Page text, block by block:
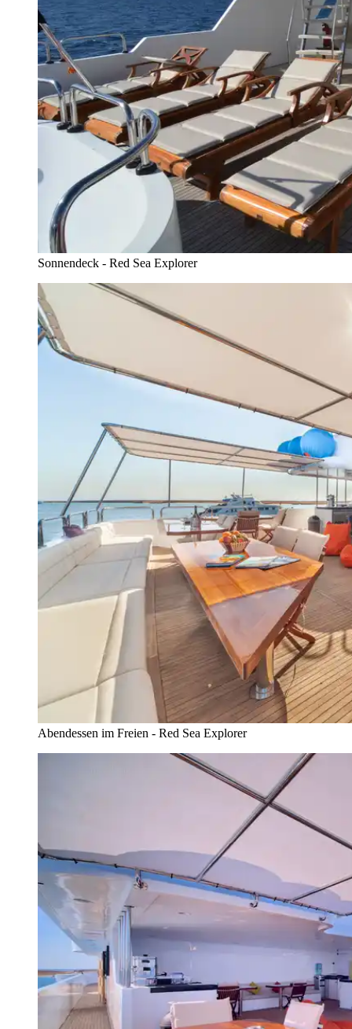
Sonnendeck - Red Sea Explorer
Abendessen im Freien - Red Sea Explorer